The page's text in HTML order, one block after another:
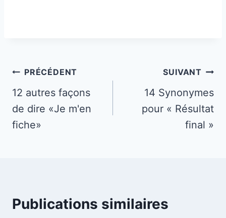
Navigation
de
l’article
PRÉCÉDENT
12 autres façons
de dire «Je m'en
fiche»
SUIVANT
14 Synonymes
pour « Résultat
final »
Publications similaires